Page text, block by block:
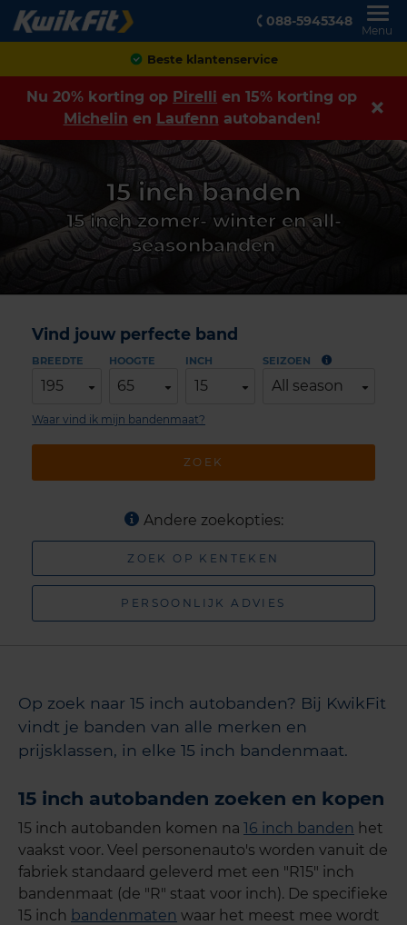
088-5945348
Menu
Beste klantenservice
Nu 20% korting op Pirelli en 15% korting op
Michelin en Laufenn autobanden!
15 inch banden
15 inch zomer- winter en all-
seasonbanden
Vind jouw perfecte band
BREEDTE
195
HOOGTE
65
INCH
15
SEIZOEN
All season
ZOEK
Waar vind ik mijn bandenmaat?
Andere zoekopties:
ZOEK OP KENTEKEN
PERSOONLIJK ADVIES
Op zoek naar 15 inch autobanden? Bij KwikFit
vindt je banden van alle merken en
prijsklassen, in elke 15 inch bandenmaat.
15 inch autobanden zoeken en kopen
15 inch autobanden komen na 16 inch banden het
vaakst voor. Veel personenauto's worden vanuit de
fabriek standaard geleverd met een "R15" inch
bandenmaat (de "R" staat voor inch). De specifieke
15 inch bandenmaten waar het meest mee wordt